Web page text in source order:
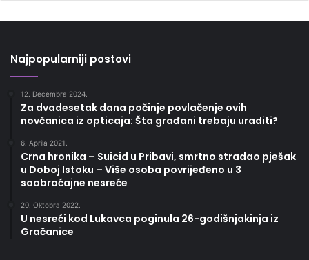
Najpopularniji postovi
12. Decembra 2024.
Za dvadesetak dana počinje povlačenje ovih
novčanica iz opticaja: Šta građani trebaju uraditi?
6. Aprila 2021.
Crna hronika – Suicid u Pribavi, smrtno stradao pješak
u Doboj Istoku – Više osoba povrijeđeno u 3
saobraćajne nesreće
20. Oktobra 2022.
U nesreći kod Lukavca poginula 26-godišnjakinja iz
Gračanice